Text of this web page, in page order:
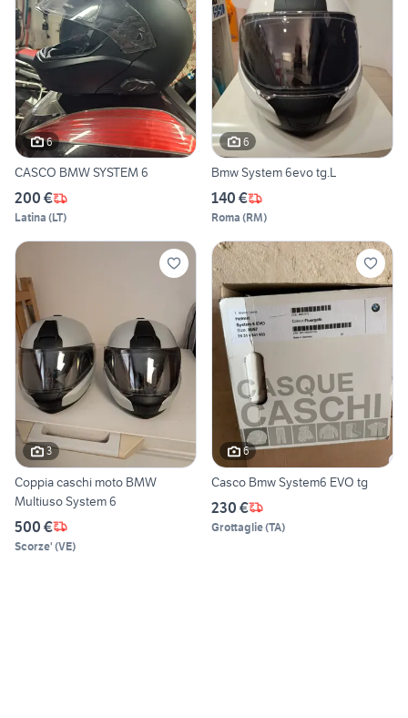
6
CASCO BMW SYSTEM 6
200 €
Latina (LT)
6
Bmw System 6evo tg.L
140 €
Roma (RM)
3
Coppia caschi moto BMW
Multiuso System 6
500 €
Scorze' (VE)
6
Casco Bmw System6 EVO tg
230 €
Grottaglie(TA)